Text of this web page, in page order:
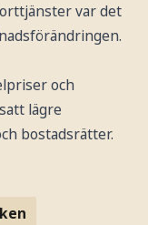
var det
och
lägre
bostadsrätter.